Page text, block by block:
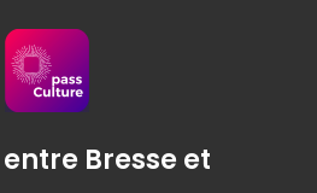
entre Bresse et